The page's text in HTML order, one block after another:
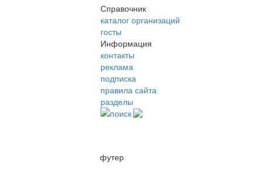
Справочник
каталог организаций
госты
Информация
контакты
реклама
подписка
правила сайта
разделы
поиск
футер